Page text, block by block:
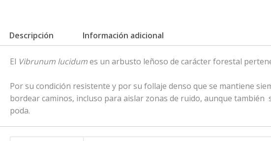
Descripción Información adicional
El Vibrunum lucidumes un arbusto leñoso de carácter forestal
Por su condición resistente y por su follaje denso que se mantiene
bordear caminos, incluso para aislar zonas de ruido, aunque
poda.